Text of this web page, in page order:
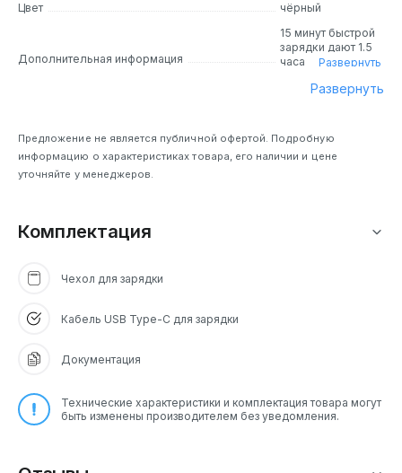
Цвет
чёрный
Дополнительная информация
15 минут быстрой
зарядки дают 1.5
часа
Развернуть
Развернуть
Предложение не является публичной офертой. Подробную
информацию о характеристиках товара, его наличии и цене
уточняйте у менеджеров.
Комплектация
Чехол для зарядки
Кабель USB Type-C для зарядки
Документация
Технические характеристики и комплектация товара могут
быть изменены производителем без уведомления.